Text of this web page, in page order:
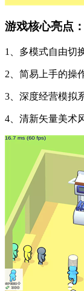
游戏核心亮点：
1、多模式自由切
2、简易上手的操
3、深度经营模拟
4、清新矢量美术